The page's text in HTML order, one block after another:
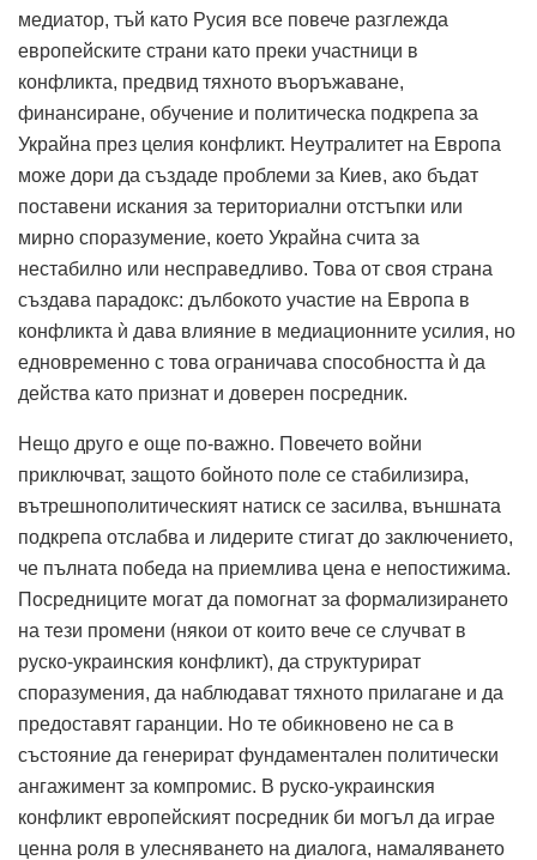
медиатор, тъй като Русия все повече разглежда
европейските страни като преки участници в
конфликта, предвид тяхното въоръжаване,
финансиране, обучение и политическа подкрепа за
Украйна през целия конфликт. Неутралитет на Европа
може дори да създаде проблеми за Киев, ако бъдат
поставени искания за териториални отстъпки или
мирно споразумение, което Украйна счита за
нестабилно или несправедливо. Това от своя страна
създава парадокс: дълбокото участие на Европа в
конфликта ѝ дава влияние в медиационните усилия, но
едновременно с това ограничава способността ѝ да
действа като признат и доверен посредник.
Нещо друго е още по-важно. Повечето войни
приключват, защото бойното поле се стабилизира,
вътрешнополитическият натиск се засилва, външната
подкрепа отслабва и лидерите стигат до заключението,
че пълната победа на приемлива цена е непостижима.
Посредниците могат да помогнат за формализирането
на тези промени (някои от които вече се случват в
руско-украинския конфликт), да структурират
споразумения, да наблюдават тяхното прилагане и да
предоставят гаранции. Но те обикновено не са в
състояние да генерират фундаментален политически
ангажимент за компромис. В руско-украинския
конфликт европейският посредник би могъл да играе
ценна роля в улесняването на диалога, намаляването